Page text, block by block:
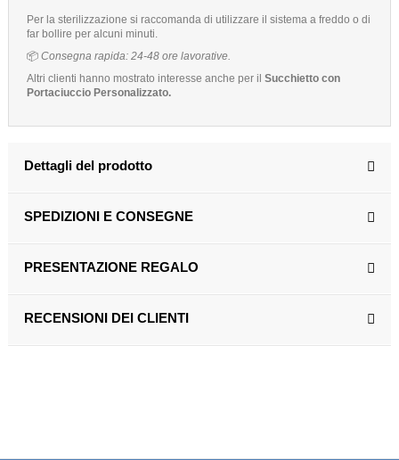
Per la sterilizzazione si raccomanda di utilizzare il sistema a freddo o di
far bollire per alcuni minuti.
📦 Consegna rapida: 24-48 ore lavorative.
Altri clienti hanno mostrato interesse anche per il Succhietto con
Portaciuccio Personalizzato.
Dettagli del prodotto
SPEDIZIONI E CONSEGNE
PRESENTAZIONE REGALO
RECENSIONI DEI CLIENTI